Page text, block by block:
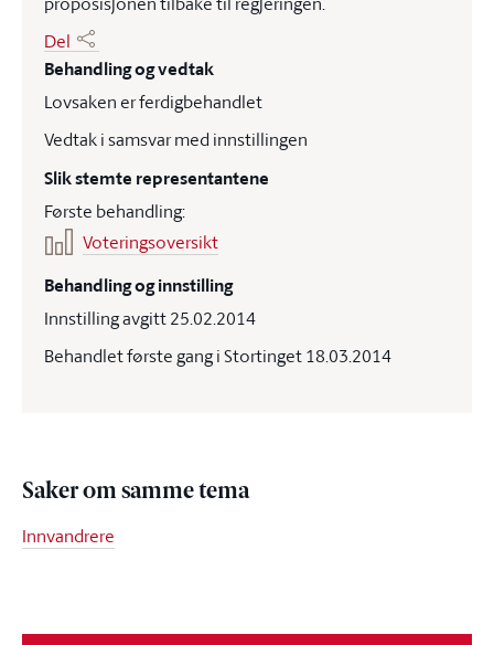
Del
Behandling og vedtak
Lovsaken er ferdigbehandlet
Vedtak i samsvar med innstillingen
Slik stemte representantene
Første behandling:
Voteringsoversikt
Behandling og innstilling
Innstilling avgitt 25.02.2014
Behandlet første gang i Stortinget 18.03.2014
Saker om samme tema
Innvandrere